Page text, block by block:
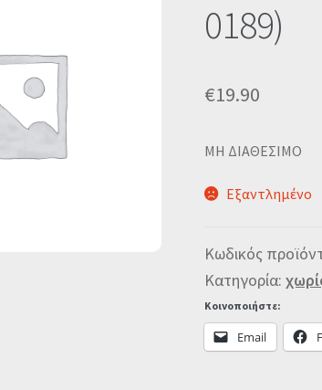
0189)
€19.90
MΗ ΔΙΑΘΕΣΙΜΟ
Εξαντλημένο
Κωδικός
Κατηγορία:
Κοινοποιήστε:
Email